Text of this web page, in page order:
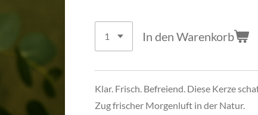
In den Warenkorb
Klar. Frisch. Befreiend. Diese Kerze
Zug frischer Morgenluft in der Natur.